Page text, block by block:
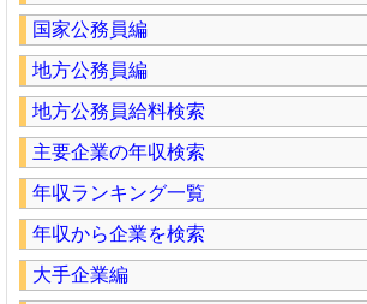
国家公務員編
地方公務員編
地方公務員給料検索
主要企業の年収検索
年収ランキング一覧
年収から企業を検索
大手企業編